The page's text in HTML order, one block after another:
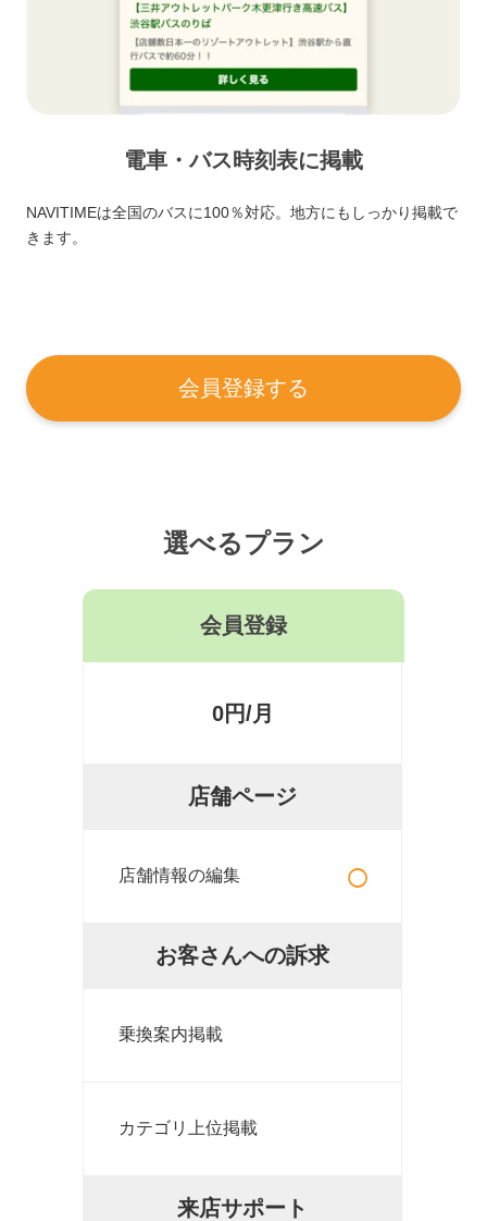
電車・バス時刻表に掲載
NAVITIMEは全国のバスに100％対応。地方にもしっかり掲載で
きます。
会員登録する
選べるプラン
会員登録
0円/月
店舗ページ
店舗情報の編集 ○
お客さんへの訴求
乗換案内掲載
カテゴリ上位掲載
来店サポート